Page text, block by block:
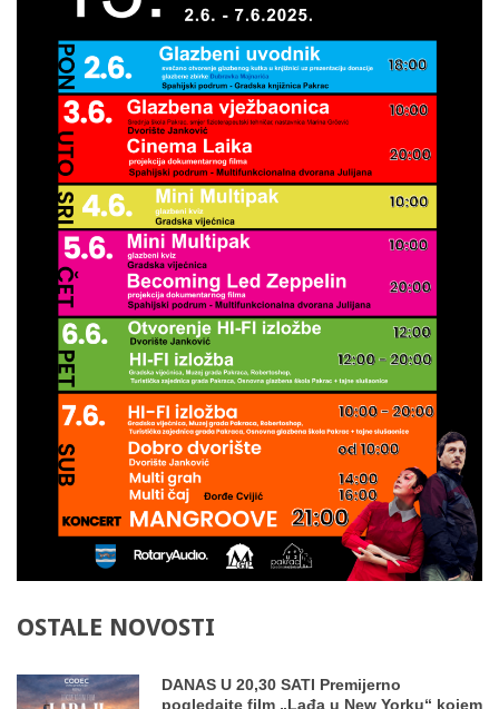
OSTALE NOVOSTI
DANAS U 20,30 SATI Premijerno
pogledajte film „Lađa u New Yorku“ kojem